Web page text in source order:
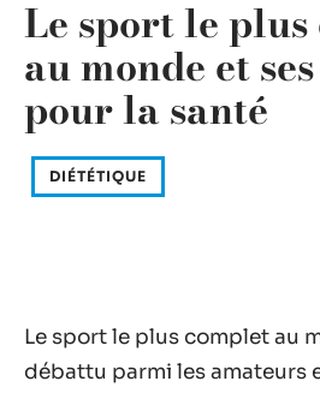
Le sport le
au monde et
pour la santé
DIÉTÉTIQUE
Le sport le plus complet au
débattu parmi les amateurs